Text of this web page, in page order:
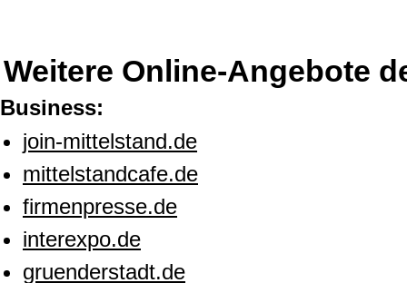
Weitere Online-Angebote
Business:
join-mittelstand.de
mittelstandcafe.de
firmenpresse.de
interexpo.de
gruenderstadt.de